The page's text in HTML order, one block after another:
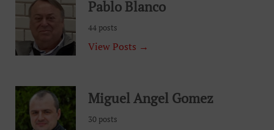
Pablo Blanco
44 posts
View Posts →
Miguel Angel Gomez
30 posts